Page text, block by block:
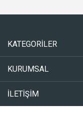
KATEGORİLER
KURUMSAL
İLETİŞİM